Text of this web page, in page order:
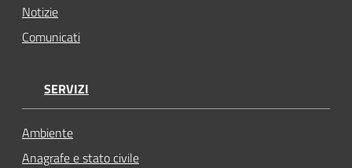
Notizie
Comunicati
SERVIZI
Ambiente
Anagrafe e stato civile